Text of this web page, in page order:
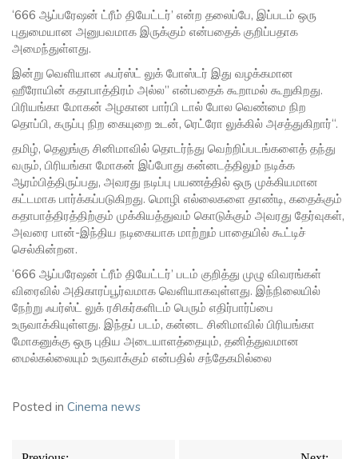
‘666 ஆப்பரேஷன் ட்ரீம் தியேட்டர்’ என்ற தலைப்பே, இப்படம் ஒரு
புதுமையான அனுபவமாக இருக்கும் என்பதைக் குறிப்பதாக
அமைந்துள்ளது.
இன்று வெளியான ஃபர்ஸ்ட் லுக் போஸ்டர் இது வழக்கமான
ஹீரோயின் கதாபாத்திரம் அல்ல” என்பதைக் கூறாமல் கூறுகிறது.
பிரியங்கா மோகன் அழகான பார்பி டால் போல வெண்மை நிற
தொப்பி, கருப்பு நிற கையுறை உடன், ரெட்ரோ லுக்கில் அசத்துகிறார்“.
தமிழ், தெலுங்கு சினிமாவில் தொடர்ந்து வெற்றிப்படங்களைத் தந்து
வரும், பிரியங்கா மோகன் இப்போது கன்னடத்திலும் நடிக்க
ஆரம்பித்திருப்பது, அவரது நடிப்பு பயணத்தில் ஒரு முக்கியமான
கட்டமாக பார்க்கப்படுகிறது. மொழி எல்லைகளை தாண்டி, கதைக்கும்
கதாபாத்திரத்திற்கும் முக்கியத்துவம் கொடுக்கும் அவரது தேர்வுகள்,
அவரை பான்-இந்திய நடிகையாக மாற்றும் பாதையில் கூட்டிச்
செல்கின்றன.
‘666 ஆப்பரேஷன் ட்ரீம் தியேட்டர்’ படம் குறித்து முழு விவரங்கள்
விரைவில் அதிகாரப்பூர்வமாக வெளியாகவுள்ளது. இந்நிலையில்
நேற்று ஃபர்ஸ்ட் லுக் ரசிகர்களிடம் பெரும் எதிர்பார்ப்பை
உருவாக்கியுள்ளது. இந்தப் படம், கன்னட சினிமாவில் பிரியங்கா
மோகனுக்கு ஒரு புதிய அடையாளத்தையும், தனித்துவமான
மைல்கல்லையும் உருவாக்கும் என்பதில் சந்தேகமில்லை
Posted in Cinema news
Post